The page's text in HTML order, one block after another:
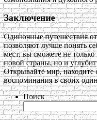
Заключение
Одиночные путешествия
позволяют лучше понять
мест, вы сможете не только
новой страны, но и
Открывайте мир, находите
воспоминания в своих
Поиск